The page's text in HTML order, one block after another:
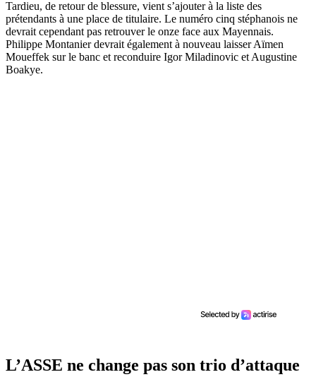
Tardieu, de retour de blessure, vient s’ajouter à la liste des
prétendants à une place de titulaire. Le numéro cinq stéphanois ne
devrait cependant pas retrouver le onze face aux Mayennais.
Philippe Montanier devrait également à nouveau laisser Aïmen
Moueffek sur le banc et reconduire Igor Miladinovic et Augustine
Boakye.
L’ASSE ne change pas son trio d’attaque